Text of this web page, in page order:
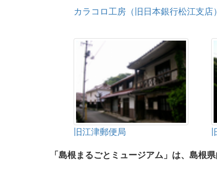
カラコロ工房（旧日本銀行松江支店
旧江津郵便局
「島根まるごとミュージアム」は、島根